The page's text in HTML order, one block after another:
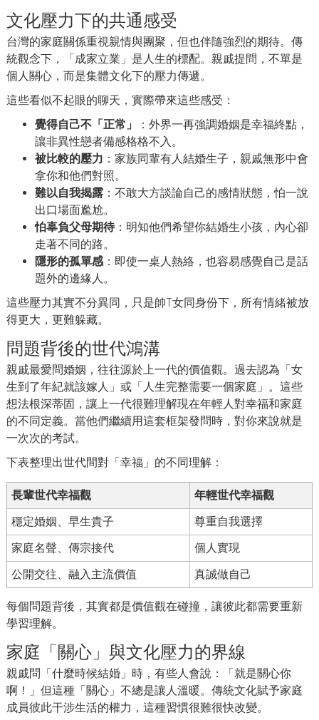
文化壓力下的共通感受
台灣的家庭關係重視親情與團聚，但也伴隨強烈的期待。傳
統觀念下，「成家立業」是人生的標配。親戚提問，不單是
個人關心，而是集體文化下的壓力傳遞。
這些看似不起眼的聊天，實際帶來這些感受：
覺得自己不「正常」
：外界一再強調婚姻是幸福終點，
讓非異性戀者備感格格不入。
被比較的壓力 ：家族同輩有人結婚生子，親戚無形中會
拿你和他們對照。
難以自我揭露 ：不敢大方談論自己的感情狀態，怕一說
出口場面尷尬。
怕辜負父母期待：明知他們希望你結婚生小孩，內心卻
走著不同的路。
隱形的孤單感：即使一桌人熱絡，也容易感覺自己是話
題外的邊緣人。
這些壓力其實不分異同，只是帥T女同身份下，所有情緒被放
得更大，更難躲藏。
問題背後的世代鴻溝
親戚最愛問婚姻，往往源於上一代的價值觀。過去認為「女
生到了年紀就該嫁人」或「人生完整需要一個家庭」。這些
想法根深蒂固，讓上一代很難理解現在年輕人對幸福和家庭
的不同定義。當他們繼續用這套框架發問時，對你來說就是
一次次的考試。
下表整理出世代間對「幸福」的不同理解：
長輩世代幸福觀
年輕世代幸福觀
穩定婚姻、早生貴子
尊重自我選擇
家庭名聲、傳宗接代
個人實現
公開交往、融入主流價值
真誠做自己
每個問題背後，其實都是價值觀在碰撞，讓彼此都需要重新
學習理解。
家庭「關心」與文化壓力的界線
親戚問「什麼時候結婚」時，有些人會說：「就是關心你
啊！」但這種「關心」不總是讓人溫暖。傳統文化賦予家庭
成員彼此干涉生活的權力，這種習慣很難很快改變。